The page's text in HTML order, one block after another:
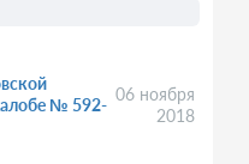
№ 592-
06 ноября
2018